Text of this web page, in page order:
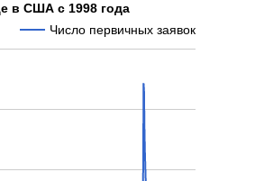
в США с 1998 года
Число первичных заявок